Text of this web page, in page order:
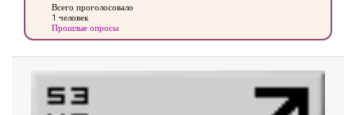
Всего проголосовало
1 человек
Прошлые опросы